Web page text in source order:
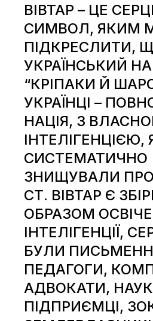
ВІВТАР – ЦЕ
СИМВОЛ, ЯКИМ
ПІДКРЕСЛИТИ,
УКРАЇНСЬКИЙ
“КРІПАКИ Й
УКРАЇНЦІ –
НАЦІЯ, З
ІНТЕЛІГЕНЦІЄЮ,
СИСТЕМАТИЧНО
ЗНИЩУВАЛИ
СТ. ВІВТАР Є
ОБРАЗОМ
ІНТЕЛІГЕНЦІЇ,
БУЛИ
ПЕДАГОГИ,
АДВОКАТИ,
ПІДПРИЄМЦІ,